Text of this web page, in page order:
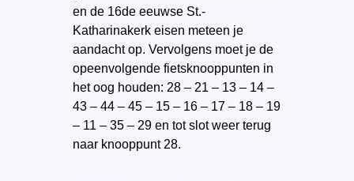
en de 16de eeuwse St.-
Katharinakerk eisen meteen je
aandacht op. Vervolgens moet je de
opeenvolgende fietsknooppunten in
het oog houden: 28 – 21 – 13 – 14 –
43 – 44 – 45 – 15 – 16 – 17 – 18 – 19
– 11 – 35 – 29 en tot slot weer terug
naar knooppunt 28.